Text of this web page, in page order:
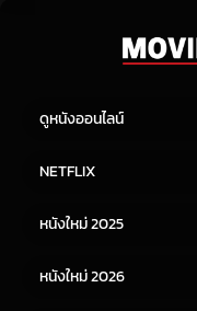
ดูหนังออนไลน์
หนังจีน
NETFLIX
หนังใหม่ 2025
หนังใหม่ 2026